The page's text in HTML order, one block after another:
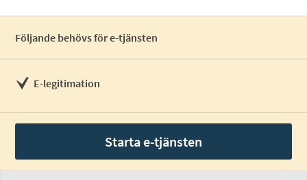
Följande behövs för e-tjänsten
E-legitimation
Starta e-tjänsten